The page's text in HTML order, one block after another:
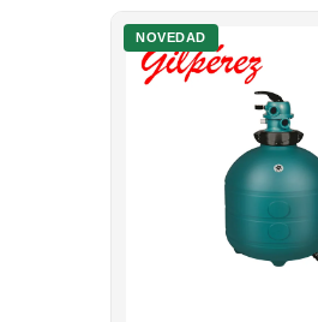
NOVEDAD